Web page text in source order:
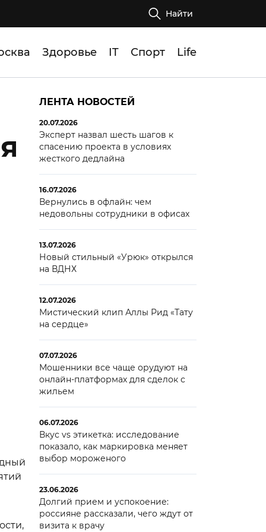
Найти
Здоровье IT Спорт Life
ЛЕНТА НОВОСТЕЙ
20.07.2026
Эксперт назвал шесть шагов к
спасению проекта в условиях
жесткого дедлайна
16.07.2026
Вернулись в офлайн: чем
недовольны сотрудники в офисах
13.07.2026
Новый стильный «Урюк» открылся
на ВДНХ
12.07.2026
Мистический клип Аллы Рид «Тату
на сердце»
07.07.2026
Мошенники все чаще орудуют на
онлайн-платформах для сделок с
жильем
06.07.2026
Вкус vs этикетка: исследование
показало, как маркировка меняет
выбор мороженого
23.06.2026
Долгий прием и успокоение:
россияне рассказали, чего ждут от
визита к врачу